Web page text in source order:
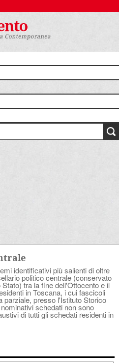
identificativi più salienti di oltre
politico centrale (conservato
tra la fine dell'Ottocento e il
in Toscana, i cui fascicoli
parziale, presso l'Istituto Storico
schedati non sono
di tutti gli schedati residenti in